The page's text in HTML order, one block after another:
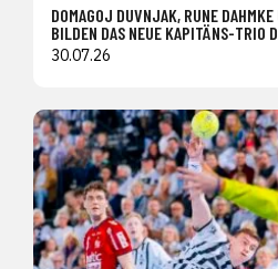
DOMAGOJ DUVNJAK, RUNE
BILDEN DAS NEUE KAPITÄNS-TRIO
30.07.26